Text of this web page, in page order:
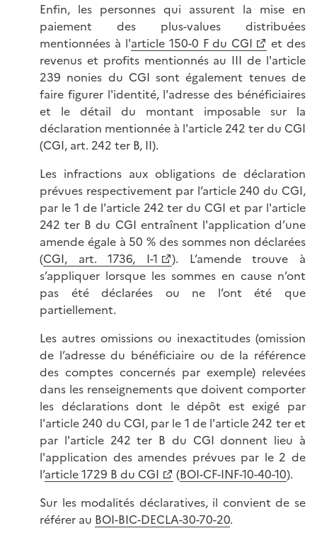
Enfin, les personnes qui assurent la mise en
paiement des plus-values distribuées
mentionnées à l'article 150-0 F du CGI
et des
revenus et profits mentionnés au III de l'article
239 nonies du CGI sont également tenues de
faire figurer l'identité, l'adresse des bénéficiaires
et le détail du montant imposable sur la
déclaration mentionnée à l'article 242 ter du CGI
(CGI, art. 242 ter B, II).
Les infractions aux obligations de déclaration
prévues respectivement par l’article 240 du CGI,
par le 1 de l'article 242 ter du CGI et par l'article
242 ter B du CGI entraînent l'application d’une
amende égale à 50 % des sommes non déclarées
(CGI, art. 1736, I-1
). L’amende trouve à
s’appliquer lorsque les sommes en cause n’ont
pas été déclarées ou ne l’ont été que
partiellement.
Les autres omissions ou inexactitudes (omission
de l’adresse du bénéficiaire ou de la référence
des comptes concernés par exemple) relevées
dans les renseignements que doivent comporter
les déclarations dont le dépôt est exigé par
l'article 240 du CGI, par le 1 de l'article 242 ter et
par l'article 242 ter B du CGI donnent lieu à
l'application des amendes prévues par le 2 de
l’article 1729 B du CGI (BOI-CF-INF-10-40-10).
Sur les modalités déclaratives, il convient de se
référer au BOI-BIC-DECLA-30-70-20.